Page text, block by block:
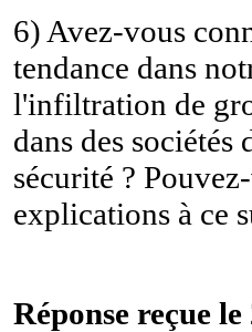
6) Avez-vous
tendance dans
l'infiltration de
dans des sociétés
sécurité ?
explications à ce
Réponse reçue